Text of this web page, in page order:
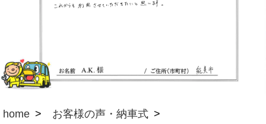
home
お客様の声・納車式